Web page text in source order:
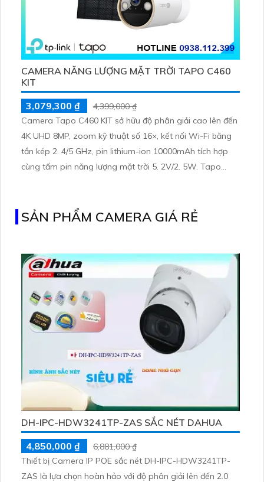
CAMERA NĂNG LƯỢNG MẶT TRỜI TAPO C460
KIT
3,079,300 ₫
4,399,000 ₫
Camera Tapo C460 KIT sở hữu độ phân giải cao lên đến
4K UHD 8MP, zoom kỹ thuật số 16×, kết nối Wi-Fi băng
tần kép 2. 4/5 GHz, pin lithium-ion 10000mAh tích hợp
cùng tấm pin năng lượng mặt trời 5. 2V/2. 5W. Tapo
SẢN PHẨM CAMERA GIÁ RẺ
DH-IPC-HDW3241TP-ZAS SẮC NÉT DAHUA
4,850,000 ₫
6,881,000 ₫
Thiết bị Camera IP POE sắc nét DH-IPC-HDW3241TP-
ZAS là lựa chọn hoàn hảo với độ phân giải lên đến 2.0